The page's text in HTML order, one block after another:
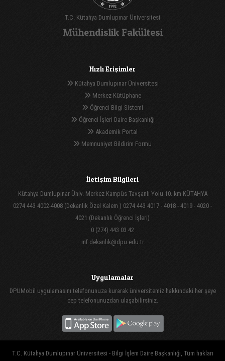
T.C. Kütahya Dumlupınar Üniversitesi
Mühendislik Fakültesi
Hızlı Erişimler
Kütahya Dumlupınar Üniversitesi
Merkez Kütüphane
Öğrenci Bilgi Sistemi
Öğrenci İşleri Daire Başkanlığı
Akademik Portal
Memnuniyet Bildirim Formu
İletişim Bilgileri
Kütahya Dumlupınar Üniv. Merkez Kampüs Tavşanlı Yolu 10. km KÜTAHYA
0274 443 4002-4008 (Dekanlık Özel Kalem ) 0274 443 4017 - 4018 - 4019 - 4020 -
4021 (Dekanlık Öğrenci İşleri)
0 (274) 443 03 42
mf.dekanlik@dpu.edu.tr
Uygulamalar
DPUMobil uygulamasını telefonunuza kurarak üniversitemiz hakkındaki her şeye
cep telefonunuzdan ulaşabilirsiniz.
T.C. Kütahya Dumlupınar Üniversitesi - Bilgi İşlem Daire Başkanlığı, Tüm hakları